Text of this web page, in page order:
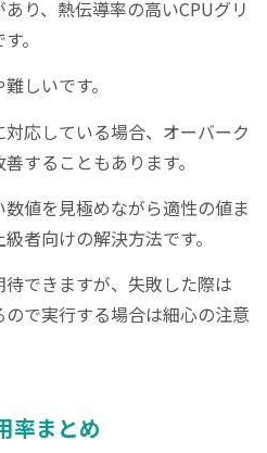
り、熱伝導率の高いCPUグリ
。
しいです。
応している場合、オーバーク
することもあります。
値を見極めながら適性の値ま
者向けの解決方法です。
できますが、失敗した際は
で実行する場合は細心の注意
率まとめ